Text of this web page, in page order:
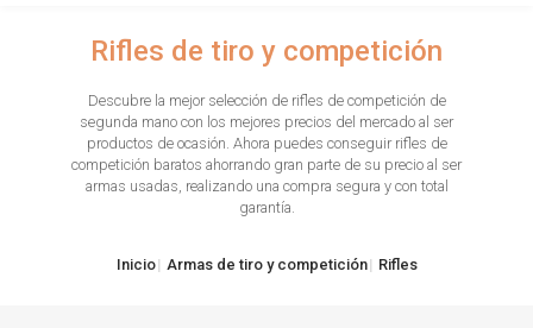
ARMAS CORTAS
TIRO Y COMPETICIÓN
Rifles de tiro y competición
Descubre la mejor selección de rifles de competición de
segunda mano con los mejores precios del mercado al ser
productos de ocasión. Ahora puedes conseguir rifles de
competición baratos ahorrando gran parte de su precio al ser
armas usadas, realizando una compra segura y con total
garantía.
Inicio Armas de tiro y competición Rifles